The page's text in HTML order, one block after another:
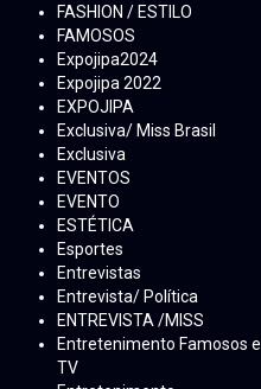
FASHION / ESTILO
FAMOSOS
Expojipa2024
Expojipa 2022
EXPOJIPA
Exclusiva/ Miss Brasil
Exclusiva
EVENTOS
EVENTO
ESTÉTICA
Esportes
Entrevistas
Entrevista/ Política
ENTREVISTA /MISS
Entretenimento Famosos e
TV